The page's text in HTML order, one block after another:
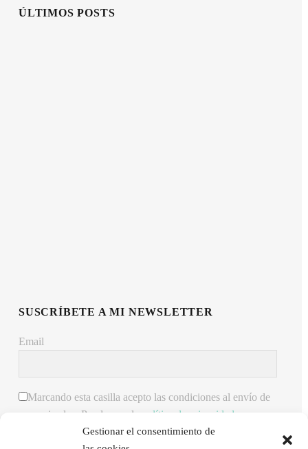
Gestionar el consentimiento de
ÚLTIMOS POSTS
SUSCRÍBETE A MI NEWSLETTER
Email
Marcando esta casilla acepto las condiciones al envío de
comunicados. Puedes ver la
política de privacidad
ENVIAR